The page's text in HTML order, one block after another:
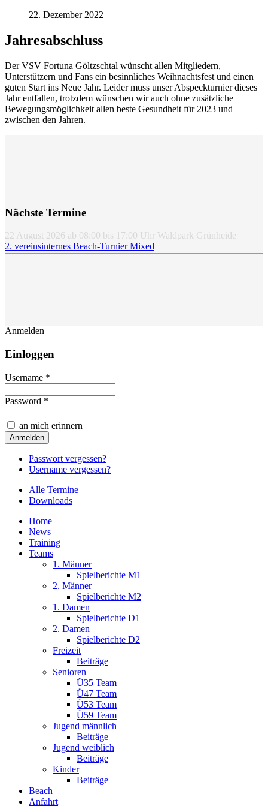
22. Dezember 2022
Jahresabschluss
Der VSV Fortuna Göltzschtal wünscht allen Mitgliedern,
Unterstützern und Fans ein besinnliches Weihnachtsfest und einen
guten Start ins Neue Jahr. Leider muss unser Abspeckturnier dieses
Jahr entfallen, trotzdem wünschen wir auch ohne zusätzliche
Bewegungsmöglichkeit allen beste Gesundheit für 2023 und
zwischen den Jahren.
Nächste Termine
22 August 2026 ab 08:00 bis 17:00 Uhr Waldpark Grünheide
2. vereinsinternes Beach-Turnier Mixed
Anmelden
Einloggen
Username *
Password *
an mich erinnern
Passwort vergessen?
Username vergessen?
Alle Termine
Downloads
Home
News
Training
Teams
1. Männer
Spielberichte M1
2. Männer
Spielberichte M2
1. Damen
Spielberichte D1
2. Damen
Spielberichte D2
Freizeit
Beiträge
Senioren
Ü35 Team
Ü47 Team
Ü53 Team
Ü59 Team
Jugend männlich
Beiträge
Jugend weiblich
Beiträge
Kinder
Beiträge
Beach
Anfahrt